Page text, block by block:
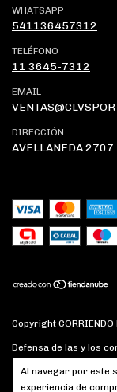
Al navegar por este
experiencia de
WHATSAPP
541136457312
TELÉFONO
11 3645-7312
EMAIL
DIRECCIÓN
AVELLANEDA 2707
Copyright
Defensa de las y los